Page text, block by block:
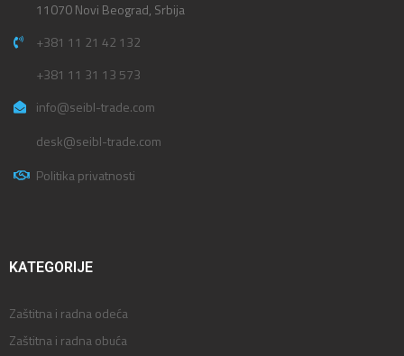
11070 Novi Beograd, Srbija
+381 11 21 42 132
+381 11 31 13 573
info@seibl-trade.com
desk@seibl-trade.com
Politika privatnosti
KATEGORIJE
Zaštitna i radna odeća
Zaštitna i radna obuća